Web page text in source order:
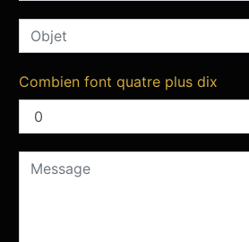
Combien font quatre plus dix